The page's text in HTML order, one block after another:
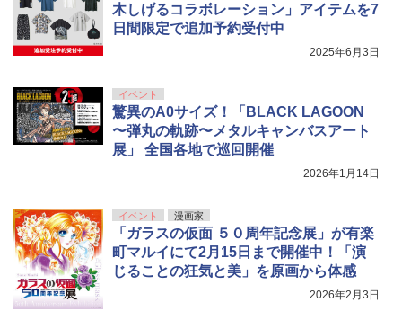
木しげるコラボレーション」アイテムを7
日間限定で追加予約受付中
2025年6月3日
イベント
驚異のA0サイズ！「BLACK LAGOON
〜弾丸の軌跡〜メタルキャンバスアート
展」 全国各地で巡回開催
2026年1月14日
イベント 漫画家
「ガラスの仮面 ５０周年記念展」が有楽
町マルイにて2月15日まで開催中！「演
じることの狂気と美」を原画から体感
2026年2月3日